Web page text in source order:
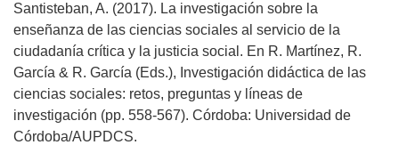
Santisteban, A. (2017). La investigación sobre la
enseñanza de las ciencias sociales al servicio de la
ciudadanía crítica y la justicia social. En R. Martínez, R.
García & R. García (Eds.), Investigación didáctica de las
ciencias sociales: retos, preguntas y líneas de
investigación (pp. 558-567). Córdoba: Universidad de
Córdoba/AUPDCS.